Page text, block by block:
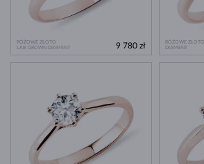
RÓŻOWE ZŁOTO
LAB GROWN DIAMENT
9 780 zł
RÓŻOWE ZŁOTO
DIAMENT